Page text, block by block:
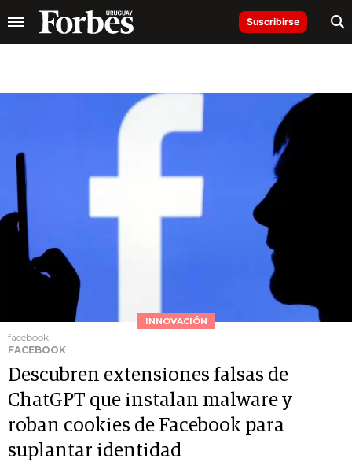
Suscribirse
INNOVACIÓN
facebook
FACEBOOK
Descubren extensiones falsas de
ChatGPT que instalan malware y
roban cookies de Facebook para
suplantar identidad